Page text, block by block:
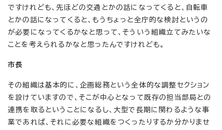
ですけれども、先ほどの交通とかの話になってくると、自転車
とかの話になってくると、もうちょっと全庁的な検討というの
が必要になってくるかなと思って、そういう組織立てみたいな
ことを考えられるかなと思ったんですけれども。
市長
その組織は基本的に、企画総務という全体的な調整セクション
を設けていますので、そこが中心となって既存の担当部局との
連携を取るということになるし、大型で長期に関わるような事
業であれば、それに必要な組織をつくったりするか分かりませ